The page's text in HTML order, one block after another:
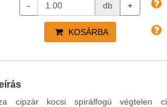
- db +
KOSÁRBA
cipzár kocsi spirálfogú végtelen